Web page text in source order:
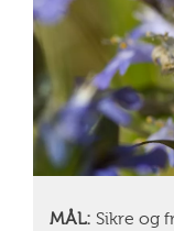
MÅL: Sikre og